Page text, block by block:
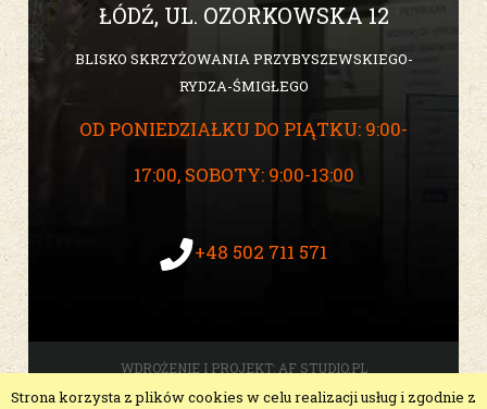
Strona korzysta z plików cookies w celu realizacji usług i zgodnie z
ŁÓDŹ, UL. OZORKOWSKA 12
BLISKO SKRZYŻOWANIA PRZYBYSZEWSKIEGO-
RYDZA-ŚMIGŁEGO
OD PONIEDZIAŁKU DO PIĄTKU: 9:00-
17:00, SOBOTY: 9:00-13:00
+48 502 711 571
WDROŻENIE I PROJEKT: AF STUDIO.PL